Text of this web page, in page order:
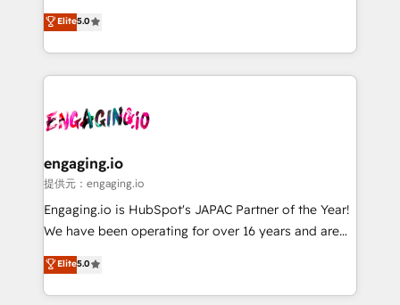
prospecting, follow-ups, service triage, and
knowledge retrieval—built in HubSpot. ⚡ Fast-Track
advanced optimization & adoption 📍 São Paulo, BR
• Des Moines, IA • New York, NY
previsibilidade de receita. Combinamos Revenue
Operations (RevOps) e Inteligência Artificial para
estruturar processos integrar sistemas organizar
dados e automatizar operações. O objetivo é
operacional de receita conectando equipes
Também somos distribuidores oficiais da HubSpot
e de mais de 150 softwares globais permitindo
contratar e pagar a HubSpot em reais com nota
fiscal no Brasil e gerar economia de até 50% na
Oferecemos ainda agentes de IA especializados em
HubSpot que automatizam tarefas executam rotinas
Elite5.0
engaging.io
提供元：engaging.io
Engaging.io is HubSpot's JAPAC Partner of the Year!
We have been operating for over 16 years and are
one of HubSpot's most experienced and technically
capable Agency Partners globally. We specialise in
complex CRM migrations, implementations,
Elite5.0